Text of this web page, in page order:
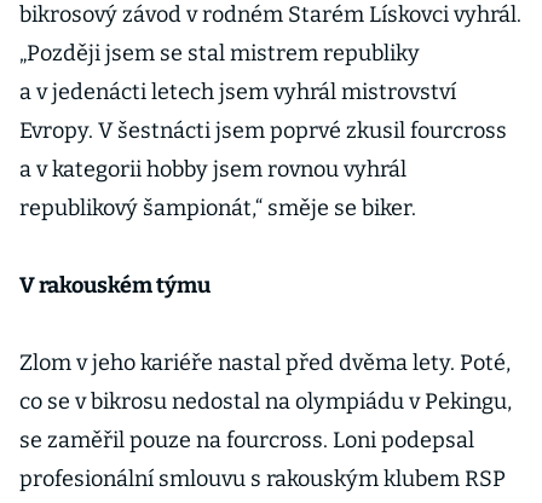
bikrosový závod v rodném Starém Lískovci vyhrál.
„Později jsem se stal mistrem republiky
a v jedenácti letech jsem vyhrál mistrovství
Evropy. V šestnácti jsem poprvé zkusil fourcross
a v kategorii hobby jsem rovnou vyhrál
republikový šampionát,“ směje se biker.
V rakouském týmu
Zlom v jeho kariéře nastal před dvěma lety. Poté,
co se v bikrosu nedostal na olympiádu v Pekingu,
se zaměřil pouze na fourcross. Loni podepsal
profesionální smlouvu s rakouským klubem RSP